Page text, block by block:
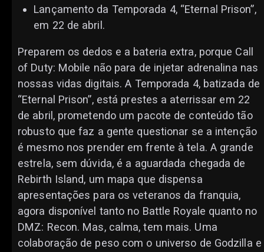
Lançamento da Temporada 4, “Eternal Prison”,
em 22 de abril.
Preparem os dedos e a bateria extra, porque Call
of Duty: Mobile não para de injetar adrenalina nas
nossas vidas digitais. A Temporada 4, batizada de
“Eternal Prison”, está prestes a aterrissar em 22
de abril, prometendo um pacote de conteúdo tão
robusto que faz a gente questionar se a intenção
é mesmo nos prender em frente à tela. A grande
estrela, sem dúvida, é a aguardada chegada de
Rebirth Island, um mapa que dispensa
apresentações para os veteranos da franquia,
agora disponível tanto no Battle Royale quanto no
DMZ: Recon. Mas, calma, tem mais. Uma
colaboração de peso com o universo de Godzilla e